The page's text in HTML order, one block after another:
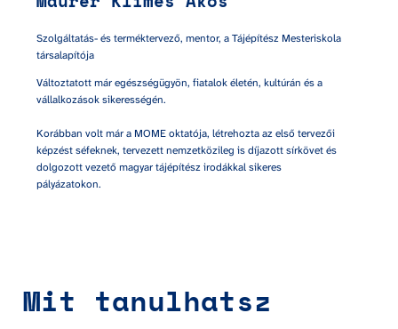
Szolgáltatás- és terméktervező, mentor, a Tájépítész Mesteriskola
társalapítója
Változtatott már egészségügyön, fiatalok életén, kultúrán és a
vállalkozások sikerességén.
Korábban volt már a MOME oktatója, létrehozta az első tervezői
képzést séfeknek, tervezett nemzetközileg is díjazott sírkövet és
dolgozott vezető magyar tájépítész irodákkal sikeres
pályázatokon.
Mit tanulhatsz